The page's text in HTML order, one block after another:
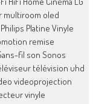
multiroom oled
Philips Platine Vinyle
remise
fil son Sonos
télévision uhd
videoprojection
vinyle